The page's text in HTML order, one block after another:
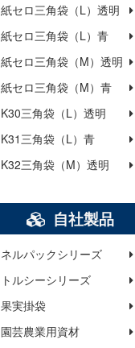
紙セロ三角袋（L）透明
紙セロ三角袋（L）青
紙セロ三角袋（M）透明
紙セロ三角袋（M）青
K30三角袋（L）透明
K31三角袋（L）青
K32三角袋（M）透明
自社製品
ネルパックシリーズ
トルシーシリーズ
果実掛袋
園芸農業用資材